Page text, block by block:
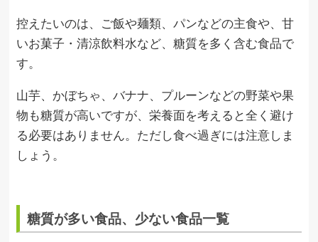
控えたいのは、ご飯や麺類、パンなどの主食や、甘
いお菓子・清涼飲料水など、糖質を多く含む食品で
す。
山芋、かぼちゃ、バナナ、プルーンなどの野菜や果
物も糖質が高いですが、栄養面を考えると全く避け
る必要はありません。ただし食べ過ぎには注意しま
しょう。
糖質が多い食品、少ない食品一覧